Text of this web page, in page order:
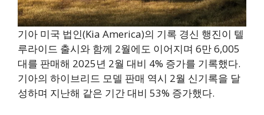
기아 미국 법인(Kia America)의 기록 경신 행진이 텔
루라이드 출시와 함께 2월에도 이어지며 6만 6,005
대를 판매해 2025년 2월 대비 4% 증가를 기록했다.
기아의 하이브리드 모델 판매 역시 2월 신기록을 달
성하며 지난해 같은 기간 대비 53% 증가했다.